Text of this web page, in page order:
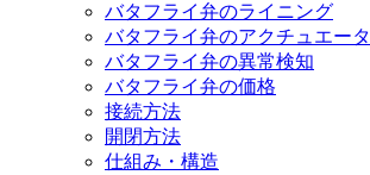
バタフライ弁のライニング
バタフライ弁のアクチュエータ
バタフライ弁の異常検知
バタフライ弁の価格
接続方法
開閉方法
仕組み・構造